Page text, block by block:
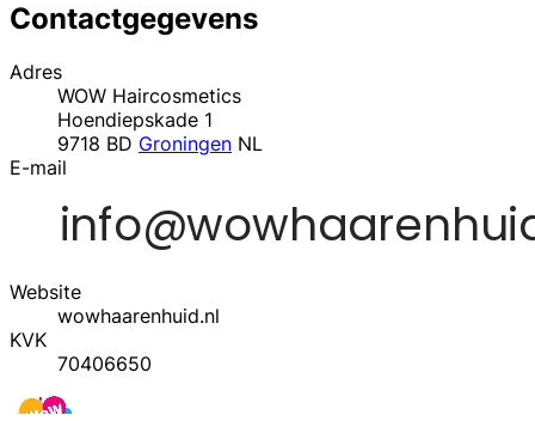
Contactgegevens
Adres
WOW Haircosmetics
Hoendiepskade 1
9718 BD Groningen NL
E-mail
Website
wowhaarenhuid.nl
KVK
70406650